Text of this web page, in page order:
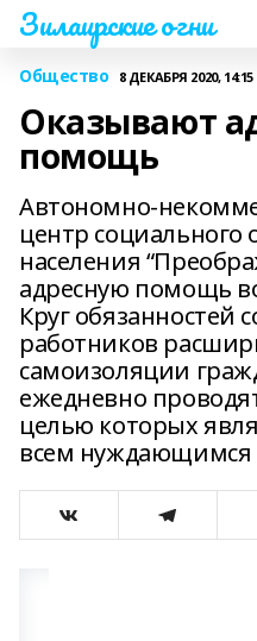
Зилаирские огни
Общество 8 ДЕКАБРЯ 2020, 14:15
Оказывают
помощь
Автономно-
центр социального
населения
адресную помощь
Круг обязанностей
работников
самоизоляции
ежедневно
целью которых
всем нуждающимся